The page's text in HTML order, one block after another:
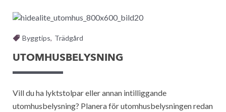
Byggtips, Trädgård
UTOMHUSBELYSNING
Vill du ha lyktstolpar eller annan intilliggande
utomhusbelysning? Planera för utomhusbelysningen redan